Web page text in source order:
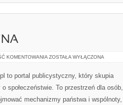
KOMENTOWANIA POLSKA
ZOSTAŁA WYŁĄCZONA
to portal publicystyczny, który skupia
społeczeństwie. To przestrzeń dla osób,
mechanizmy państwa i wspólnoty,